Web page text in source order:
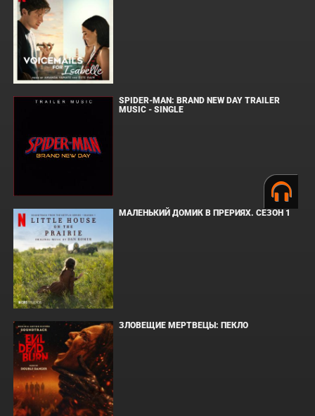
SPIDER-MAN: BRAND NEW DAY TRAILER
MUSIC - SINGLE
МАЛЕНЬКИЙ ДОМИК В ПРЕРИЯХ. СЕЗОН 1
ЗЛОВЕЩИЕ МЕРТВЕЦЫ: ПЕКЛО